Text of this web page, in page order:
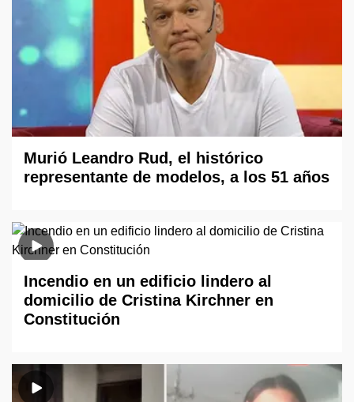
Murió Leandro Rud, el histórico
representante de modelos, a los 51 años
Incendio en un edificio lindero al
domicilio de Cristina Kirchner en
Constitución